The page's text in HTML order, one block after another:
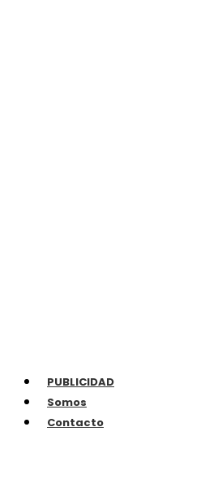
PUBLICIDAD
Somos
Contacto